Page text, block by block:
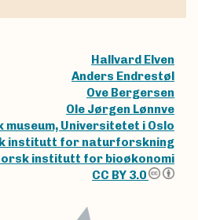
Hallvard Elven
Anders Endrestøl
Ove Bergersen
Ole Jørgen Lønnve
Universitetet i Oslo
institutt for naturforskning
institutt for bioøkonomi
CC BY 3.0